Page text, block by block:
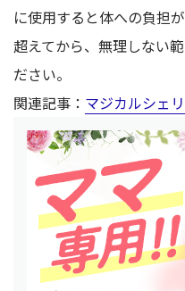
に使用すると体への負担
超えてから、無理しない
ださい。
関連記事： マジカルシェ